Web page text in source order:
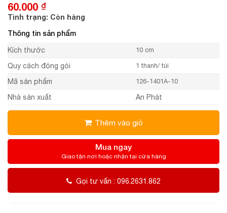
60.000 ₫
Tình trạng: Còn hàng
Thông tin sản phẩm
Kích thước 10 cm
Quy cách đóng gói 1 thanh/ túi
Mã sản phẩm 126-1401A-10
Nhà sản xuất An Phát
Thêm vào giỏ
Mua ngay
Giao tận nơi hoặc nhận tại cửa hàng
Gọi tư vấn : 096.2631.862